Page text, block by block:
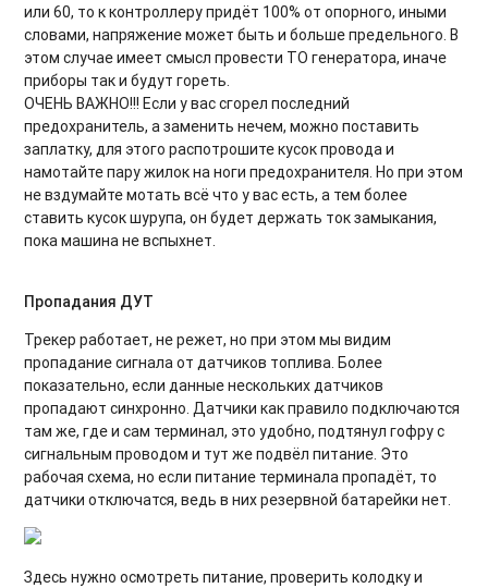
или 60, то к контроллеру придёт 100% от опорного, иными
словами, напряжение может быть и больше предельного. В
этом случае имеет смысл провести ТО генератора, иначе
приборы так и будут гореть.
ОЧЕНЬ ВАЖНО!!! Если у вас сгорел последний
предохранитель, а заменить нечем, можно поставить
заплатку, для этого распотрошите кусок провода и
намотайте пару жилок на ноги предохранителя. Но при этом
не вздумайте мотать всё что у вас есть, а тем более
ставить кусок шурупа, он будет держать ток замыкания,
пока машина не вспыхнет.
Пропадания ДУТ
Трекер работает, не режет, но при этом мы видим
пропадание сигнала от датчиков топлива. Более
показательно, если данные нескольких датчиков
пропадают синхронно. Датчики как правило подключаются
там же, где и сам терминал, это удобно, подтянул гофру с
сигнальным проводом и тут же подвёл питание. Это
рабочая схема, но если питание терминала пропадёт, то
датчики отключатся, ведь в них резервной батарейки нет.
Здесь нужно осмотреть питание, проверить колодку и